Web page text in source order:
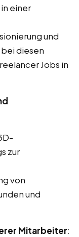
einer
und
diesen
Jobs in
zur
von
und
Mitarbeiter: